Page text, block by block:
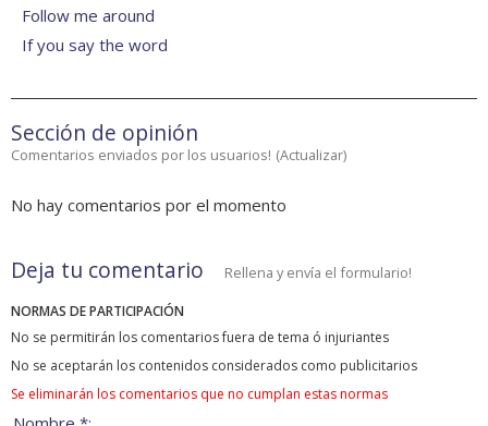
Follow me around
If you say the word
Sección de opinión
Comentarios enviados por los usuarios! (Actualizar)
No hay comentarios por el momento
Deja tu comentario Rellena y envía el formulario!
NORMAS DE PARTICIPACIÓN
No se permitirán los comentarios fuera de tema ó injuriantes
No se aceptarán los contenidos considerados como publicitarios
Se eliminarán los comentarios que no cumplan estas normas